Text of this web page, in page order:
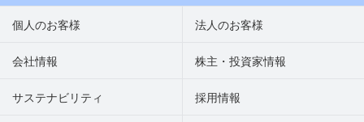
個人のお客様 法人のお客様
会社情報 株主・投資家情報
サステナビリティ 採用情報